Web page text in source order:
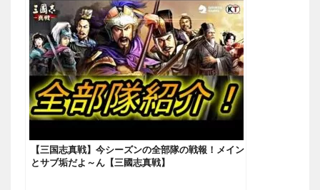
【三国志真戦】今シーズンの全部隊の戦報！メイン
とサブ垢だよ～ん【三國志真戦】